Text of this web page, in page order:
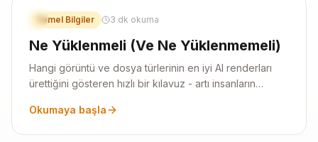
2 Temel Bilgiler 3 dk okuma
Ne Yüklenmeli (Ve Ne Yüklenmemeli)
Hangi görüntü ve dosya türlerinin en iyi AI renderları
ürettiğini gösteren hızlı bir kılavuz - artı insanların
Okumaya başla